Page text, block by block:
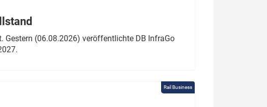
(06.08.2026) veröffentlichte DB InfraGo
Rail Business